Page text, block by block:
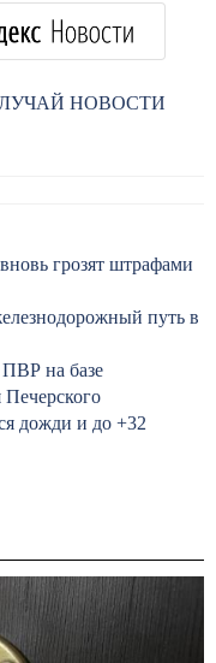
НОВОСТИ
грозят штрафами
путь в
ПВР на базе
дожди и до +32